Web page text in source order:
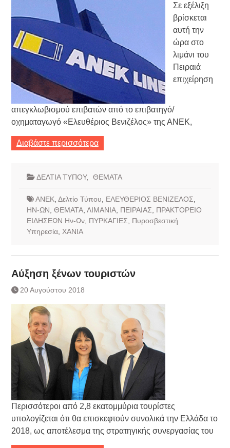
Σε εξέλιξη
βρίσκεται
αυτή την
ώρα στο
λιμάνι του
Πειραιά
επιχείρηση
απεγκλωβισμού επιβατών από το επιβατηγό/
οχηματαγωγό «Ελευθέριος Βενιζέλος» της ΑΝΕΚ,
Διαβάστε περισσότερα
ΔΕΛΤΙΑ ΤΥΠΟΥ, ΘΕΜΑΤΑ
ΑΝΕΚ, Δελτίο Τύπου ΕΛΕΥΘΕΡΙΟΣ ΒΕΝΙΖΕΛΟΣ
ΗΝ-ΩΝ ΘΕΜΑΤΑ, ΛΙΜΑΝΙΑ, ΠΕΙΡΑΙΑΣ
ΠΡΑΚΤΟΡΕΙΟ
ΕΙΔΗΣΕΩΝ Ην-Ων, ΠΥΡΚΑΓΙΕΣ
Πυροσβεστική
Υπηρεσία, ΧΑΝΙΑ
Αύξηση ξένων τουριστών
20 Αυγούστου 2018
Περισσότεροι από 2,8 εκατομμύρια τουρίστες
υπολογίζεται ότι θα επισκεφτούν συνολικά την Ελλάδα το
2018, ως αποτέλεσμα της στρατηγικής συνεργασίας του